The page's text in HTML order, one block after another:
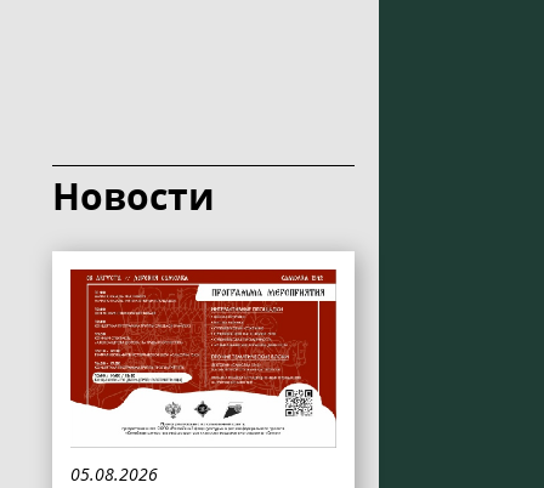
Новости
05.08.2026